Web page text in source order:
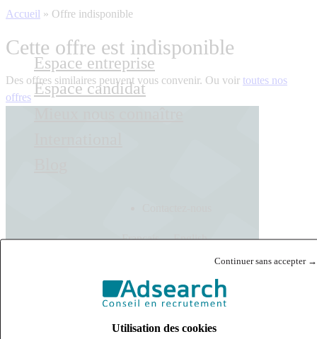
Continuer sans accepter →
Utilisation des cookies
Espace entreprise
Espace candidat
Français English
Accueil » Offre indisponible
Cette offre est indisponible
Des offres similaires peuvent vous convenir. Ou voir toutes nos
offres